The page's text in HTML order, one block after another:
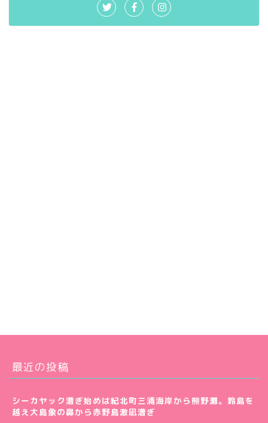
最近の投稿
シーカヤック漕ぎ始めは紀北町三浦海岸から熊野灘。鈴島を
越え大島象の鼻から赤野島激凪漕ぎ